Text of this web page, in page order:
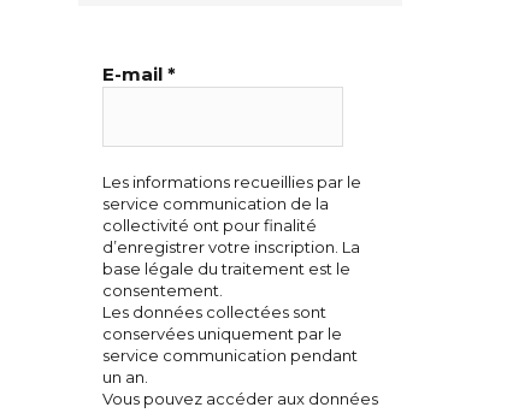
E-mail *
Les informations recueillies par le
service communication de la
collectivité ont pour finalité
d’enregistrer votre inscription. La
base légale du traitement est le
consentement.
Les données collectées sont
conservées uniquement par le
service communication pendant
un an.
Vous pouvez accéder aux données